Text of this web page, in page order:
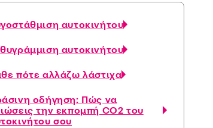
αυτοκινήτου
αυτοκινήτου
πότε αλλάζω λάστιχα
οδήγηση: Πώς να
την εκπομπή CO2 του
σου